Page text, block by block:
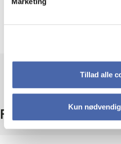
Tillad alle
Kun
Projektledelse". Pensum
Fakta